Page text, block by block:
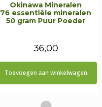
Okinawa Mineralen
76 essentiële mineralen
50 gram Puur Poeder
36,00
Toevoegen aan winkelwagen